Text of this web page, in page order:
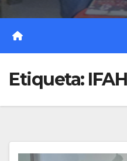
Etiqueta: IFAH